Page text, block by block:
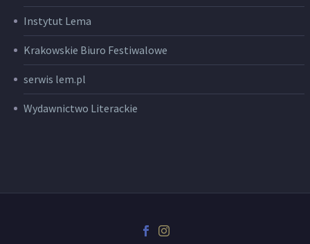
Instytut Lema
Krakowskie Biuro Festiwalowe
serwis lem.pl
Wydawnictwo Literackie